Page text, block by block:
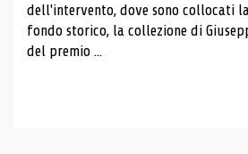
dell'intervento, dove sono collocati
fondo storico, la collezione di
del premio ...